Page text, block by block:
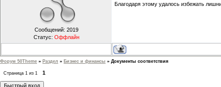
Сообщений: 2019
Статус: Оффлайн
Благодаря этому удалось избежать
Форум 50Theme » Раздел » Бизнес и финансы » Документы соответствия
Страница 1 из 1 1